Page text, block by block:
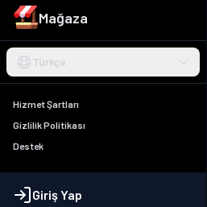
Mağaza
Türkçe
Hizmet Şartları
Gizlilik Politikası
Destek
Giriş Yap